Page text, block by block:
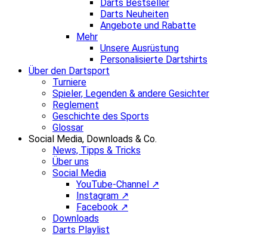
Darts Bestseller
Darts Neuheiten
Angebote und Rabatte
Mehr
Unsere Ausrüstung
Personalisierte Dartshirts
Über den Dartsport
Turniere
Spieler, Legenden & andere Gesichter
Reglement
Geschichte des Sports
Glossar
Social Media, Downloads & Co.
News, Tipps & Tricks
Über uns
Social Media
YouTube-Channel ↗
Instagram ↗
Facebook ↗
Downloads
Darts Playlist